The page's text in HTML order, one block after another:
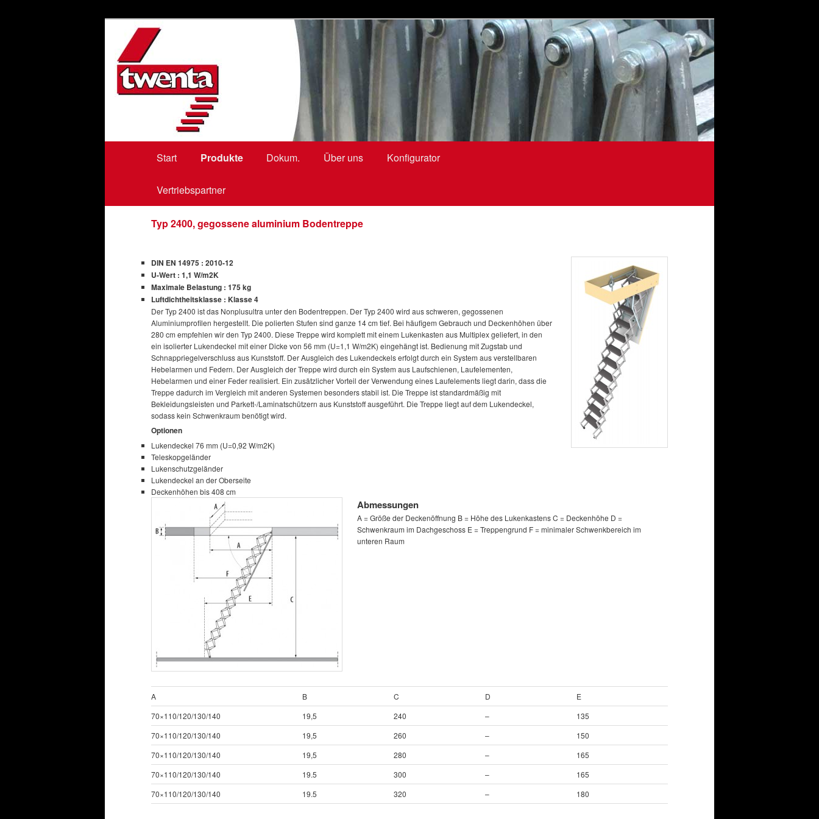
Twenta BV
bodentreppen, loftladders, vlieringtrappen, zoldertrappen, kniestocktüren
Zum
primären
Inhalt
Zum
sekundären
Inhalt
Start Produkte Dokum. Über uns Konfigurator
Vertriebspartner
Typ 2400, gegossene aluminium Bodentreppe
DIN EN 14975 : 2010-12
U-Wert : 1,1 W/m2K
Maximale Belastung : 175 kg
Luftdichtheitsklasse : Klasse 4
Der Typ 2400 ist das Nonplusultra unter den Bodentreppen. Der Typ 2400 wird aus schweren, gegossenen
Aluminiumprofilen hergestellt. Die polierten Stufen sind ganze 14 cm tief. Bei häufigem Gebrauch und Deckenhöhen über
280 cm empfehlen wir den Typ 2400. Diese Treppe wird komplett mit einem Lukenkasten aus Multiplex geliefert, in den
ein isolierter Lukendeckel mit einer Dicke von 56 mm (U=1,1 W/m2K) eingehängt ist. Bedienung mit Zugstab und
Schnappriegelverschluss aus Kunststoff. Der Ausgleich des Lukendeckels erfolgt durch ein System aus verstellbaren
Hebelarmen und Federn. Der Ausgleich der Treppe wird durch ein System aus Laufschienen, Laufelementen,
Hebelarmen und einer Feder realisiert. Ein zusätzlicher Vorteil der Verwendung eines Laufelements liegt darin, dass die
Treppe dadurch im Vergleich mit anderen Systemen besonders stabil ist. Die Treppe ist standardmäßig mit
Bekleidungsleisten und Parkett-/Laminatschützern aus Kunststoff ausgeführt. Die Treppe liegt auf dem Lukendeckel,
sodass kein Schwenkraum benötigt wird.
Optionen
Lukendeckel 76 mm (U=0,92 W/m2K)
Teleskopgeländer
Lukenschutzgeländer
Lukendeckel an der Oberseite
Deckenhöhen bis 408 cm
Abmessungen
A = Größe der Deckenöffnung B = Höhe des Lukenkastens C = Deckenhöhe D =
Schwenkraum im Dachgeschoss E = Treppengrund F = minimaler Schwenkbereich im
unteren Raum
A B C D
E
70×110/120/130/140
19,5 240 –
135
70×110/120/130/140
19,5 260 –
150
70×110/120/130/140
19,5 280 –
165
70×110/120/130/140
19.5 300 –
165
70×110/120/130/140
19.5 320 – 180